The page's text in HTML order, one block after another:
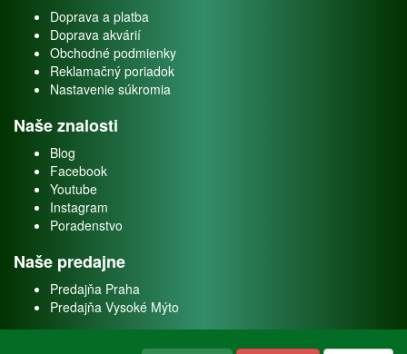
Doprava a platba
Doprava akvárií
Obchodné podmienky
Reklamačný poriadok
Nastavenie súkromia
Naše znalosti
Blog
Facebook
Youtube
Instagram
Poradenstvo
Naše predajne
Predajňa Praha
Predajňa Vysoké Mýto